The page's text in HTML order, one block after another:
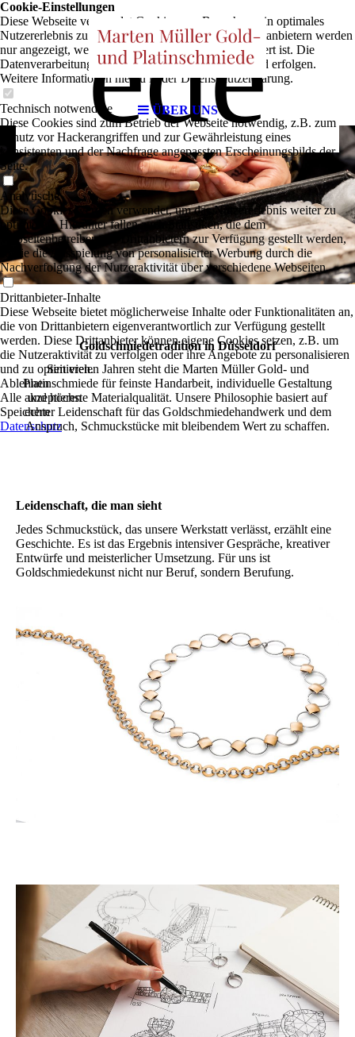
ÜBER UNS
ede
Goldschmiedetradition in Düsseldorf
Seit vielen Jahren steht die Marten Müller Gold- und
Platinschmiede für feinste Handarbeit, individuelle Gestaltung
und höchste Materialqualität. Unsere Philosophie basiert auf
echter Leidenschaft für das Goldschmiedehandwerk und dem
Anspruch, Schmuckstücke mit bleibendem Wert zu schaffen.
Leidenschaft, die man sieht
Jedes Schmuckstück, das unsere Werkstatt verlässt, erzählt eine
Geschichte. Es ist das Ergebnis intensiver Gespräche, kreativer
Entwürfe und meisterlicher Umsetzung. Für uns ist
Goldschmiedekunst nicht nur Beruf, sondern Berufung.
Cookie-Einstellungen
Diese Webseite verwendet Cookies, um Besuchern ein optimales
Nutzererlebnis zu bieten. Bestimmte Inhalte von Drittanbietern werden
nur angezeigt, wenn die entsprechende Option aktiviert ist. Die
Datenverarbeitung kann dann auch in einem Drittland erfolgen.
Weitere Informationen hierzu in der Datenschutzerklärung.
Technisch notwendige
Diese Cookies sind zum Betrieb der Webseite notwendig, z.B. zum
Schutz vor Hackerangriffen und zur Gewährleistung eines
konsistenten und der Nachfrage angepassten Erscheinungsbilds der
Seite.
Analytische
Diese Cookies werden verwendet, um das Nutzererlebnis weiter zu
optimieren. Hierunter fallen auch Statistiken, die dem
Webseitenbetreiber von Drittanbietern zur Verfügung gestellt werden,
sowie die Ausspielung von personalisierter Werbung durch die
Nachverfolgung der Nutzeraktivität über verschiedene Webseiten.
Drittanbieter-Inhalte
Diese Webseite bietet möglicherweise Inhalte oder Funktionalitäten an,
die von Drittanbietern eigenverantwortlich zur Verfügung gestellt
werden. Diese Drittanbieter können eigene Cookies setzen, z.B. um
die Nutzeraktivität zu verfolgen oder ihre Angebote zu personalisieren
und zu optimieren.
Ablehnen
Alle akzeptieren
Speichern
Datenschutz